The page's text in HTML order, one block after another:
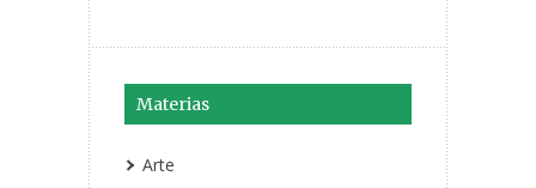
Materias
Arte